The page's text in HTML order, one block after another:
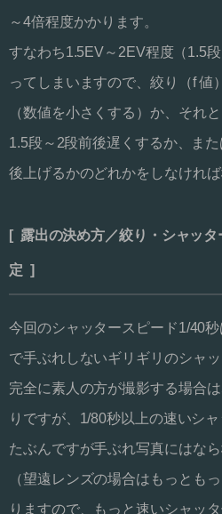
～4倍程度かかります。
すなわち1.5EV～2EV程度（1.5
ってしまいますので、絞り（f 値
（数値を小さくする）か、それ
1.5段～2段前後遅くするか、ま
後上げるかのどれかをしなければ
[ 露出の決め方／絞り・シャッ
定 ]
今回のシャッタースピード1/40
で手ぶれしないギリギリのシャッ
完全に素人の方が撮影する場合
りですが、1/80秒以上の速いシ
たぶんですが手ぶれ写真にはなら
（望遠レンズの場合はもっとも
りますので、もっと速いシャッ